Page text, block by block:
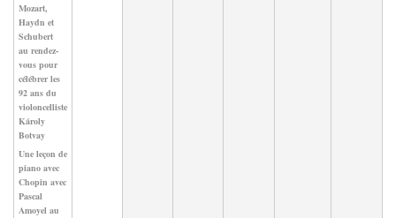
Mozart,
Haydn et
Schubert
au rendez-
vous pour
célébrer les
92 ans du
violoncelliste
Károly
Botvay
Une leçon de
piano avec
Chopin avec
Pascal
Amoyel au